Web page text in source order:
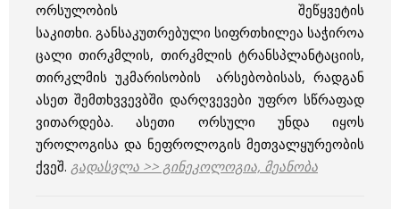
ორსულობის შეწყვეტის
საკითხი. განსაკუთრებული სიფრთხილეა საჭიროა
ცალი თირკმლის, თირკმლის ტრანსპლანტაციის,
თირკლმის უკმარისობის არსებობისას, რადგან
ასეთ შემთხვვევბში დარღვევები უფრო სწრაფად
ვითარდება. ასეთი ორსული უნდა იყოს
უროლოგისა და ნეფროლოგის მეთვალყურეობის
ქვეშ. გადასვლა >> გინეკოლოგია, მეანობა